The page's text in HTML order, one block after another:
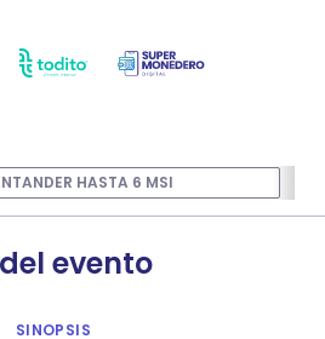
HASTA 6 MSI
evento
SINOPSIS